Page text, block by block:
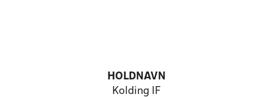
HOLDNAVN
Kolding IF